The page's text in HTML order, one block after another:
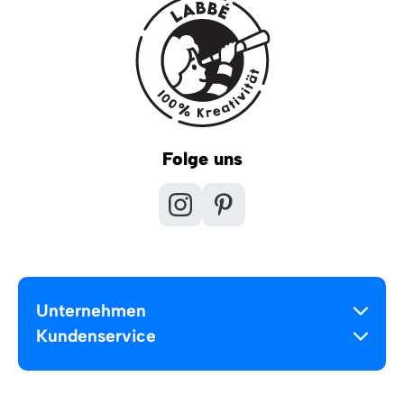
Folge uns
Unternehmen
Kundenservice